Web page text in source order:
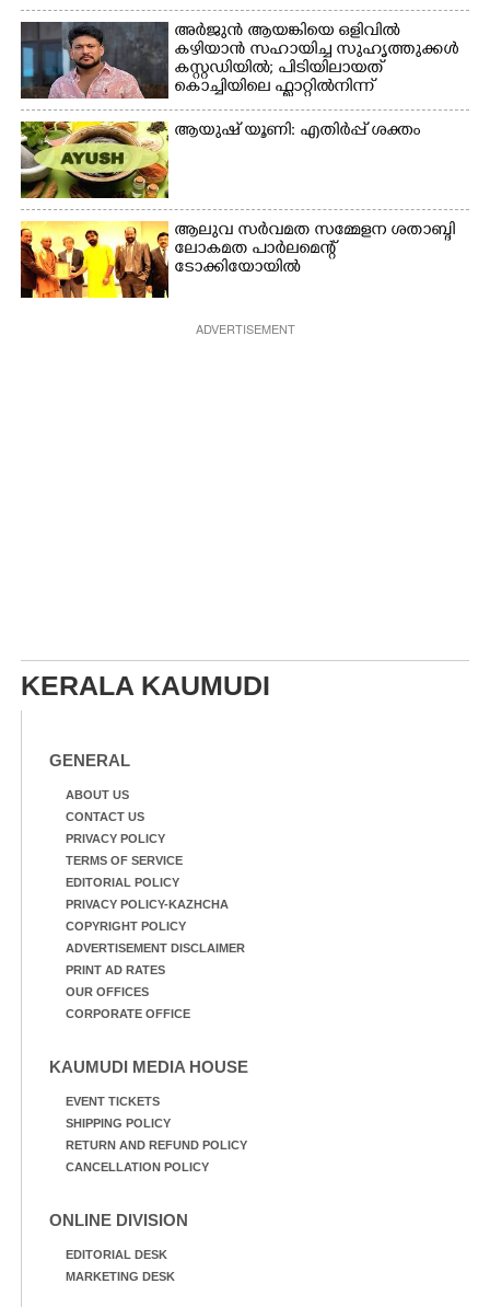
അർജുൻ ആയങ്കിയെ ഒളിവിൽ
കഴിയാൻ സഹായിച്ച സുഹൃത്തുക്കൾ
കസ്റ്റഡിയിൽ; പിടിയിലായത്
കൊച്ചിയിലെ ഫ്ലാറ്റിൽനിന്ന്
ആയുഷ് യൂണി: എതിർപ്പ് ശക്തം
ആലുവ സർവമത സമ്മേളന ശതാബ്ദി
ലോകമത പാർലമെന്റ്
ടോക്കിയോയിൽ
ADVERTISEMENT
KERALA KAUMUDI
GENERAL
ABOUT US
CONTACT US
PRIVACY POLICY
TERMS OF SERVICE
EDITORIAL POLICY
PRIVACY POLICY-KAZHCHA
COPYRIGHT POLICY
ADVERTISEMENT DISCLAIMER
PRINT AD RATES
OUR OFFICES
CORPORATE OFFICE
KAUMUDI MEDIA HOUSE
EVENT TICKETS
SHIPPING POLICY
RETURN AND REFUND POLICY
CANCELLATION POLICY
ONLINE DIVISION
EDITORIAL DESK
MARKETING DESK